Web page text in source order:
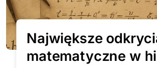
Największe
matematyczne w